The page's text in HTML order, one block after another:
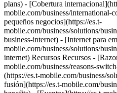
plans) - [Cobertura
mobile.com/business/international-
pequeños negocios](https://es.t-
mobile.com/business/solutions/
business-internet) - [Internet para
mobile.com/business/solutions/
internet) Recursos Recursos -
mobile.com/business/reasons-
(https://es.t-mobile.com/business/
fusión](https://es.t-mobile.com/